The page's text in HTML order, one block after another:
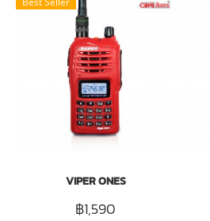
VIPER ONES
฿1,590